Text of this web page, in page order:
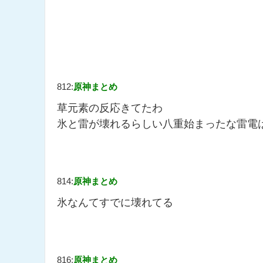
812:原神まとめ
草元素の反応きてたわ
氷と雷が壊れるらしい八重始まったな雷電
814:原神まとめ
氷なんてすでに壊れてる
816:原神まとめ